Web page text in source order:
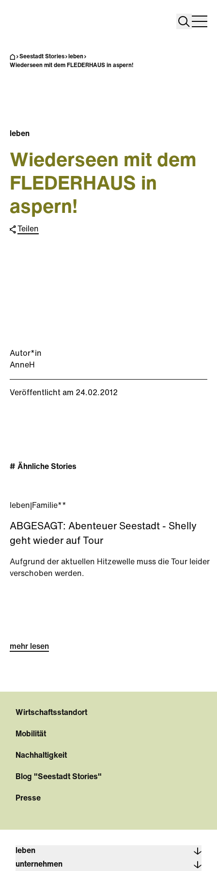
Search
Seestadt Stories
leben
Wiederseen mit dem FLEDERHAUS in aspern!
Autor*in
AnneH
Veröffentlicht am 24.02.2012
leben
Wiederseen mit dem
FLEDERHAUS in
aspern!
Teilen
# Ähnliche Stories
leben Familie**
ABGESAGT: Abenteuer Seestadt - Shelly
geht wieder auf Tour
Aufgrund der aktuellen Hitzewelle muss die Tour leider
verschoben werden.
mehr lesen
Wirtschaftsstandort
Mobilität
Nachhaltigkeit
Blog "Seestadt Stories"
Presse
leben
unternehmen